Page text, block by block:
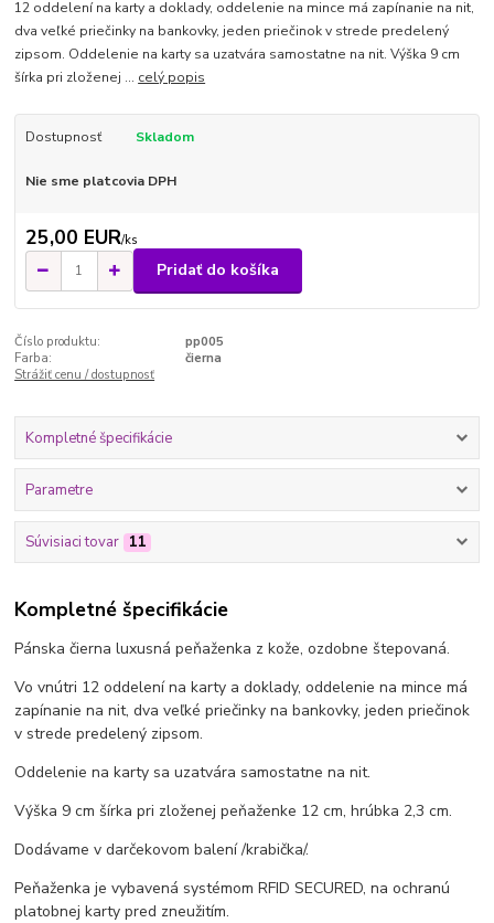
12 oddelení na karty a doklady, oddelenie na mince má zapínanie na nit,
dva veľké priečinky na bankovky, jeden priečinok v strede predelený
zipsom. Oddelenie na karty sa uzatvára samostatne na nit. Výška 9 cm
šírka pri zloženej ... celý popis
Dostupnosť Skladom
Nie sme platcovia DPH
25,00 EUR/ks
Pridať do košíka
Číslo produktu:
pp005
Farba:
čierna
Strážiť cenu / dostupnosť
Kompletné špecifikácie
Parametre
Súvisiaci tovar 11
Kompletné špecifikácie
Pánska čierna luxusná peňaženka z kože, ozdobne štepovaná.
Vo vnútri 12 oddelení na karty a doklady, oddelenie na mince má
zapínanie na nit, dva veľké priečinky na bankovky, jeden priečinok
v strede predelený zipsom.
Oddelenie na karty sa uzatvára samostatne na nit.
Výška 9 cm šírka pri zloženej peňaženke 12 cm, hrúbka 2,3 cm.
Dodávame v darčekovom balení /krabička/.
Peňaženka je vybavená systémom RFID SECURED, na ochranú
platobnej karty pred zneužitím.